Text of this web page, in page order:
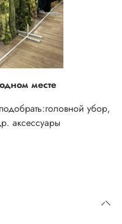
месте
головной убор,
аксессуары